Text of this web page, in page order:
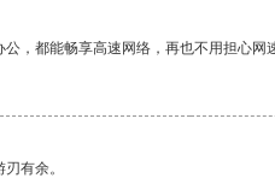
，都能畅享高速网络，再也不用担心
有余。